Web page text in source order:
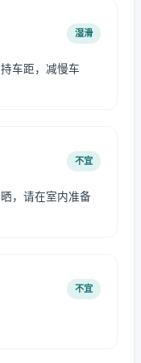
湿滑
车距，减慢车
不宜
，请在室内准备
不宜